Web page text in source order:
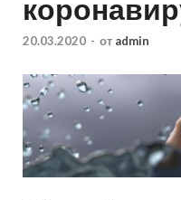
20.03.2020 - от admin